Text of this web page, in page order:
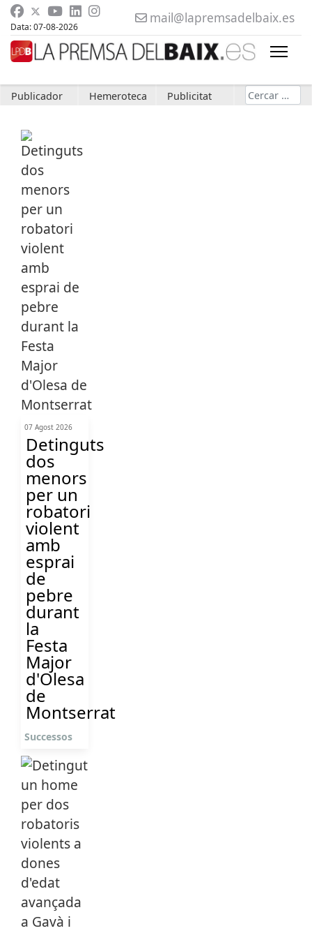
Data: 07-08-2026
mail@lapremsadelbaix.es
Publicador Hemeroteca Publicitat Cerca
07 Agost 2026
Detinguts
dos
menors
per un
robatori
violent
amb
esprai
de
pebre
durant
la
Festa
Major
d'Olesa
de
Montserrat
Successos